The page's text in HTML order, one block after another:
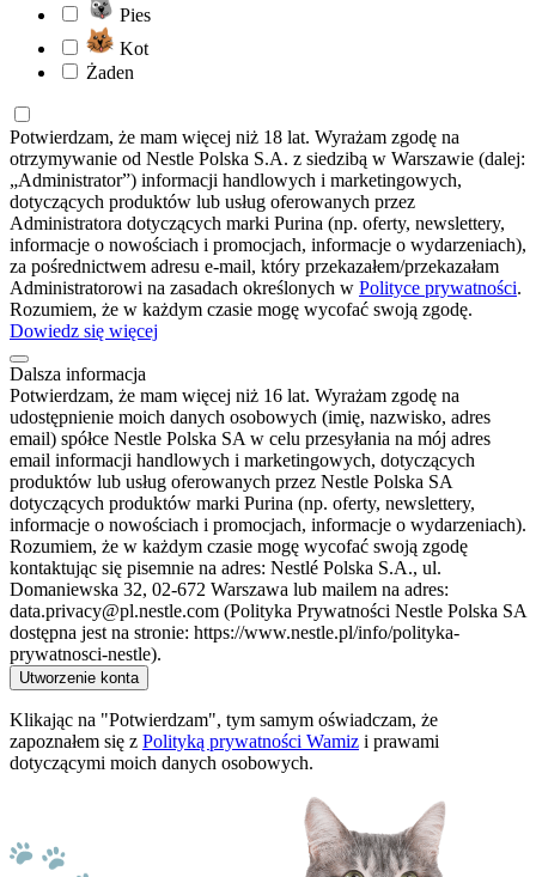
Pies
Kot
Żaden
Potwierdzam, że mam więcej niż 18 lat. Wyrażam zgodę na
otrzymywanie od Nestle Polska S.A. z siedzibą w Warszawie (dalej:
„Administrator”) informacji handlowych i marketingowych,
dotyczących produktów lub usług oferowanych przez
Administratora dotyczących marki Purina (np. oferty, newslettery,
informacje o nowościach i promocjach, informacje o wydarzeniach),
za pośrednictwem adresu e-mail, który przekazałem/przekazałam
Administratorowi na zasadach określonych w Polityce prywatności.
Rozumiem, że w każdym czasie mogę wycofać swoją zgodę.
Dowiedz się więcej
Dalsza informacja
Potwierdzam, że mam więcej niż 16 lat. Wyrażam zgodę na
udostępnienie moich danych osobowych (imię, nazwisko, adres
email) spółce Nestle Polska SA w celu przesyłania na mój adres
email informacji handlowych i marketingowych, dotyczących
produktów lub usług oferowanych przez Nestle Polska SA
dotyczących produktów marki Purina (np. oferty, newslettery,
informacje o nowościach i promocjach, informacje o wydarzeniach).
Rozumiem, że w każdym czasie mogę wycofać swoją zgodę
kontaktując się pisemnie na adres: Nestlé Polska S.A., ul.
Domaniewska 32, 02-672 Warszawa lub mailem na adres:
data.privacy@pl.nestle.com (Polityka Prywatności Nestle Polska SA
dostępna jest na stronie: https://www.nestle.pl/info/polityka-
prywatnosci-nestle).
Utworzenie konta
Klikając na "Potwierdzam", tym samym oświadczam, że
zapoznałem się z Polityką prywatności Wamiz i prawami
dotyczącymi moich danych osobowych.